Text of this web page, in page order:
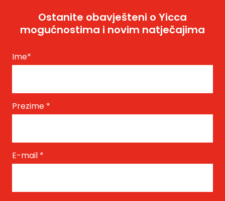
Ostanite obavješteni o Yicca
mogućnostima i novim natječajima
Ime*
Prezime *
E-mail *